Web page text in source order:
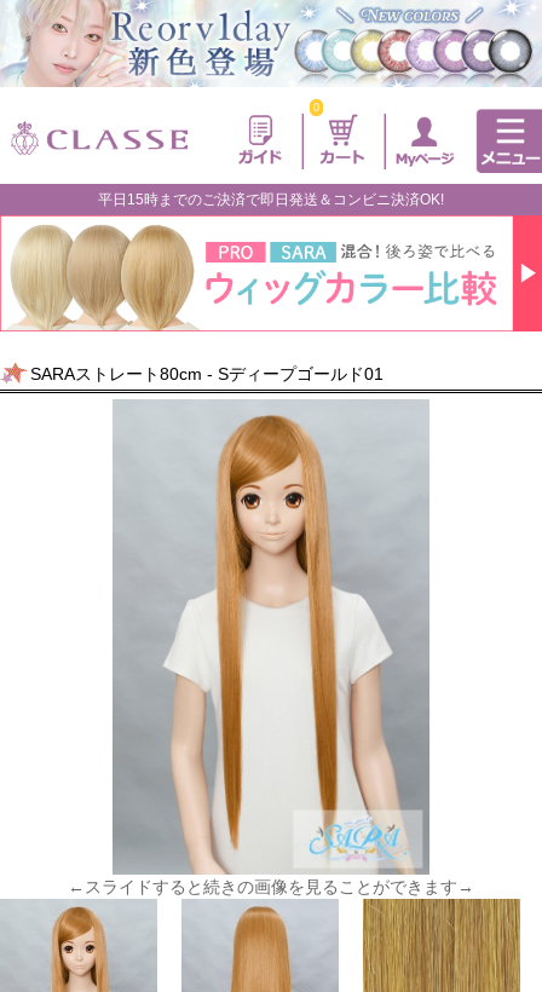
0
平日15時までのご決済で即日発送＆コンビニ決済OK!
SARAストレート80cm - Sディープゴールド01
←スライドすると続きの画像を見ることができます→